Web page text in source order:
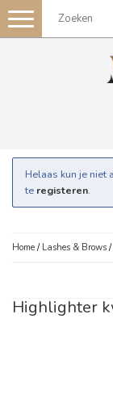
Toggle
navigation
Helaas kun je niet
te registeren.
Home / Lashes & Brows /
Highlighter